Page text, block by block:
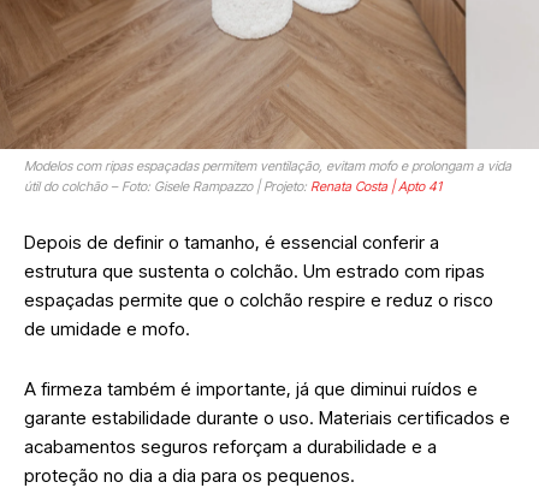
Modelos com ripas espaçadas permitem ventilação, evitam mofo e prolongam a vida
útil do colchão – Foto: Gisele Rampazzo | Projeto: Renata Costa | Apto 41
Depois de definir o tamanho, é essencial conferir a
estrutura que sustenta o colchão. Um estrado com ripas
espaçadas permite que o colchão respire e reduz o risco
de umidade e mofo.
A firmeza também é importante, já que diminui ruídos e
garante estabilidade durante o uso. Materiais certificados e
acabamentos seguros reforçam a durabilidade e a
proteção no dia a dia para os pequenos.